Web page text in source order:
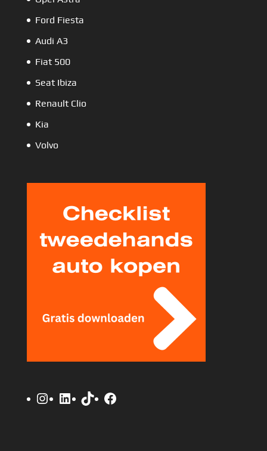
Ford Fiesta
Audi A3
Fiat 500
Seat Ibiza
Renault Clio
Kia
Volvo
Instagram
LinkedIn
TikTokFacebook